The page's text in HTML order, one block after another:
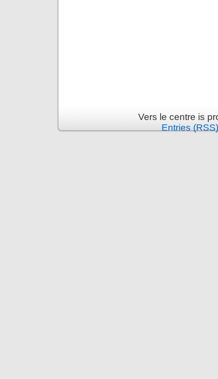
Vers le centre is
Entries (RSS)